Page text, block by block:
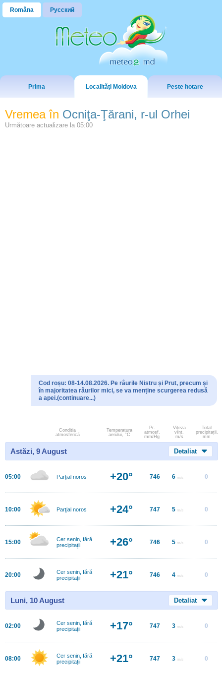
Româna Русский
Prima Localități Moldova Peste hotare
Vremea în Ocniţa-Ţărani, r-ul Orhei
Următoare actualizare la 05:00
Cod roșu: 08-14.08.2026. Pe râurile Nistru și Prut, precum și
în majoritatea râurilor mici, se va menține scurgerea redusă
a apei.(continuare...)
Conditia
atmosferică
Temperatura
aerului, °C
Pr.
atmosf.
mm/Hg
Viteza
vînt.
m/s
Total
precipitații,
mm
Astăzi, 9 August Detaliat
05:00 Parțial noros +20° 746 6 m/s 0
10:00 Parţial noros +24° 747 5 m/s 0
15:00
Cer senin, fără
precipitații
+26° 746 5 m/s 0
20:00
Cer senin, fără
precipitații
+21° 746 4 m/s 0
Luni, 10 August Detaliat
02:00
Cer senin, fără
precipitații
+17° 747 3 m/s 0
08:00
Cer senin, fără
precipitații
+21° 747 3 m/s 0